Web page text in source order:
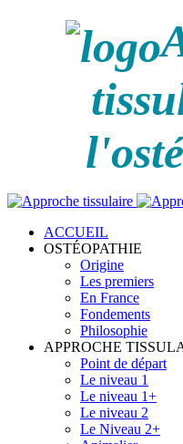
ACCUEIL
OSTÉOPATHIE
Origine
Les premiers
En France
Fondements
Philosophie
APPROCHE
Point de départ
Le niveau 1
Le niveau 1+
Le niveau 2
Le Niveau 2+